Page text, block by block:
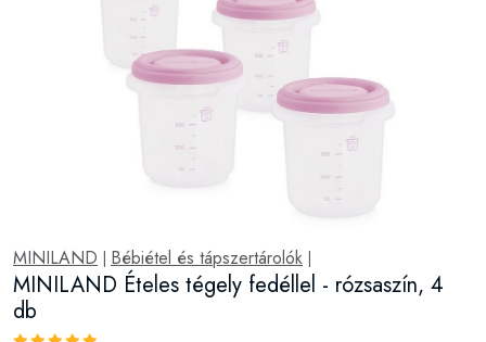
MINILAND Bébiétel és tápszertárolók
MINILAND Ételes tégely fedéllel - rózsaszín, 4
db